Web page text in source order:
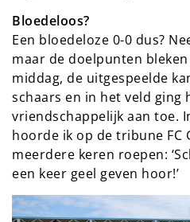
Bloedeloos?
Een bloedeloze 0-0 dus?
maar de doelpunten
middag, de uitgespeelde
schaars en in het veld
vriendschappelijk aan toe.
hoorde ik op de tribune
meerdere keren roepen:
een keer geel geven hoor!’